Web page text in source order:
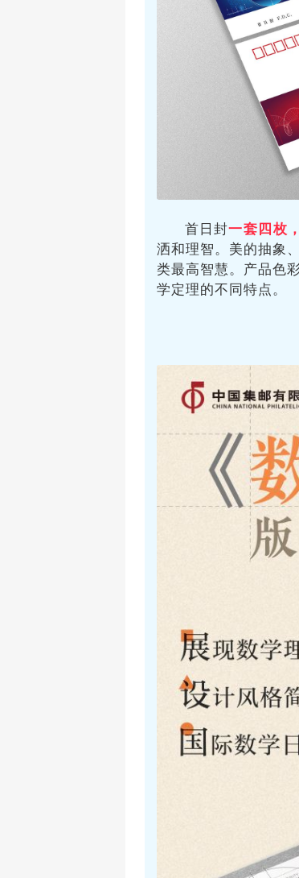
首日封一套四枚
洒和理智。美的抽象
类最高智慧。产品色
学定理的不同特点。